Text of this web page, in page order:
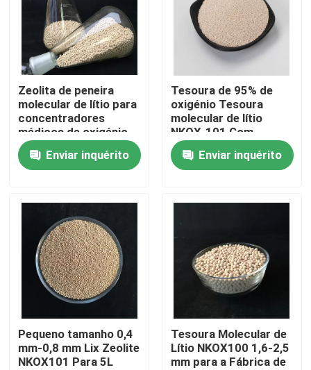
Produtos
Vídeos
Sobre nós
Visita à fábrica
Contacte-nos
Solicite um orçamento
Sítio Molecular PSA
Zeolita de peneira molecular
Zeolita de peneira
molecular de lítio para
concentradores
médicos de oxigénio
Enviar inquérito
Tesoura de 95% de
oxigénio Tesoura
molecular de lítio
NKOX-101 Com
pequena
esferográfica 0,4-0,8
mm
Enviar inquérito
Pequeno tamanho 0,4
mm-0,8 mm Lix Zeolite
NKOX101 Para 5L
Tesoura Molecular de
Lítio NKOX100 1,6-2,5
mm para a Fábrica de